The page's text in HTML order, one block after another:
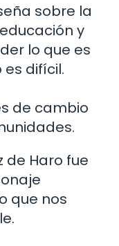
sobre la
y
lo que es
difícil.
de cambio
de Haro fue
que nos